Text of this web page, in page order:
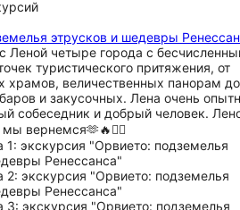
этрусков и шедевры
Леной четыре города с
туристического притяжения, от
храмов, величественных панорам до
и закусочных. Лена очень
собеседник и добрый человек.
вернемся🫶🔥❤️‍🔥